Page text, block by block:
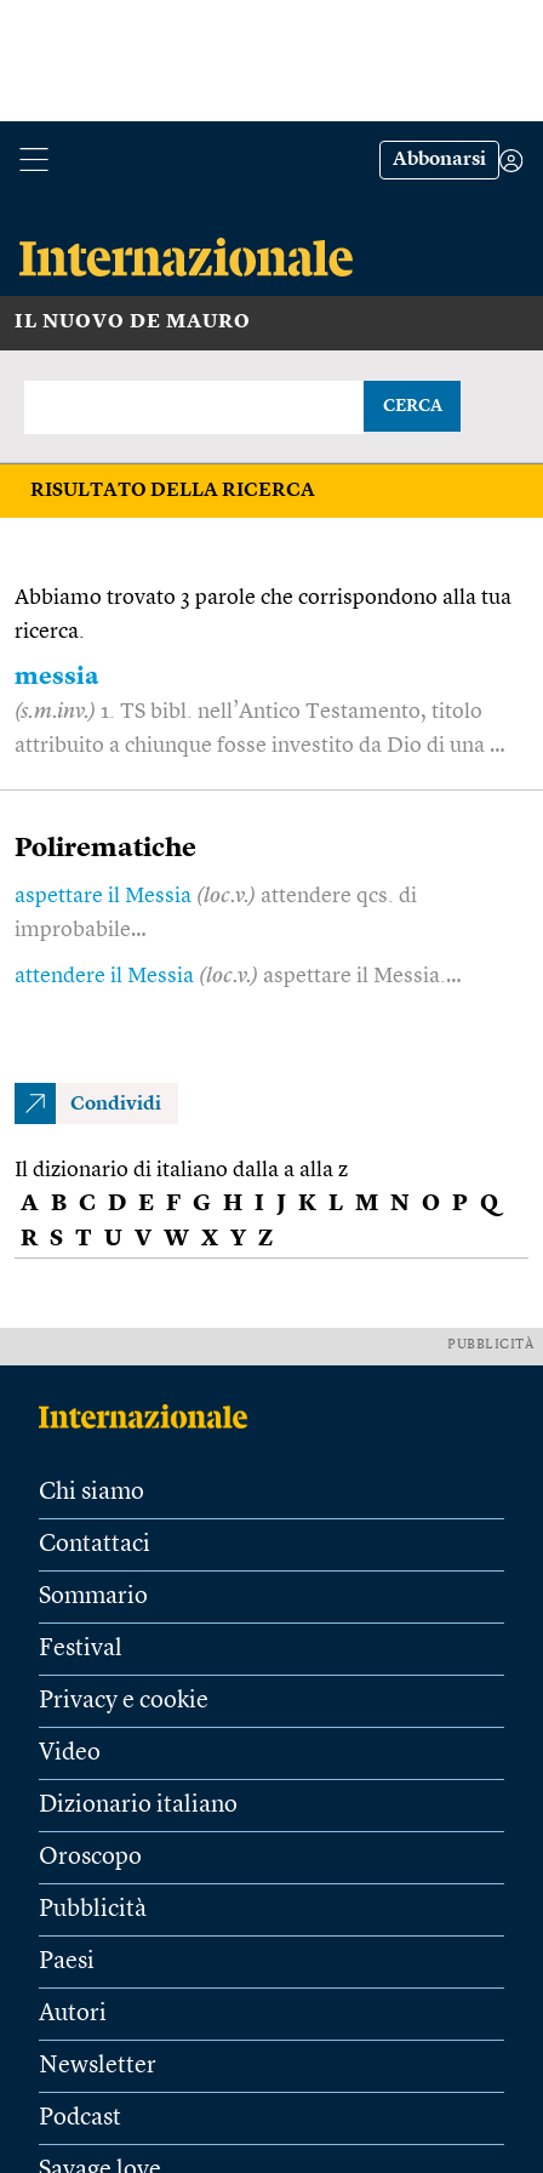
Abbonarsi
IL NUOVO DE MAURO
CERCA
RISULTATO DELLA RICERCA
Abbiamo trovato 3 parole che corrispondono alla tua
ricerca.
messia
(s.m.inv.) 1. TS bibl. nell’Antico Testamento, titolo
attribuito a chiunque fosse investito da Dio di una …
Polirematiche
aspettare il Messia (loc.v.) attendere qcs. di
improbabile…
attendere il Messia (loc.v.) aspettare il Messia.…
Condividi
Il dizionario di italiano dalla a alla z
A B C D E F G H I J K L M N O P Q
R S T U V W X Y Z
PUBBLICITÀ
Chi siamo
Contattaci
Sommario
Festival
Privacy e cookie
Video
Dizionario italiano
Oroscopo
Pubblicità
Paesi
Autori
Newsletter
Podcast